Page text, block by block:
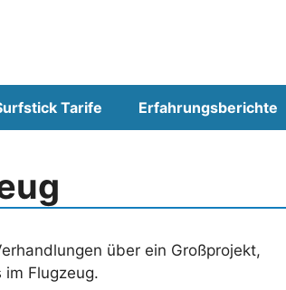
Tarife Erfahrungsberichte
über ein Großprojekt,
Flugzeug.